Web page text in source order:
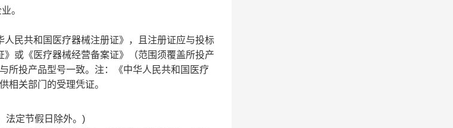
。
民共和国医疗器械注册证》，且注册证应与投标
或《医疗器械经营备案证》（范围须覆盖所投产
所投产品型号一致。注：《中华人民共和国医疗
相关部门的受理凭证。
法定节假日除外。)